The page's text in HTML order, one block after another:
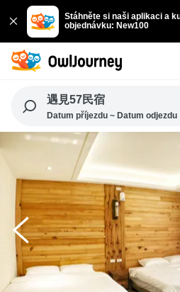
Stáhněte si naši aplikaci a
objednávku: New100
遇見57民宿
Datum příjezdu ~ Datum odjezdu